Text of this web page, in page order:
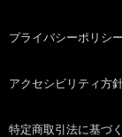
プライバシーポリシー
アクセシビリティ方
特定商取引法に基づ